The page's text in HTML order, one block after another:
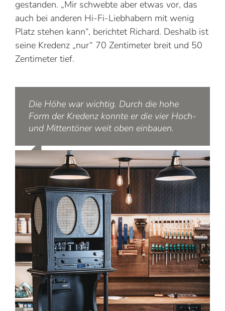
gestanden. „Mir schwebte aber etwas vor, das
auch bei anderen Hi-Fi-Liebhabern mit wenig
Platz stehen kann“, berichtet Richard. Deshalb ist
seine Kredenz „nur“ 70 Zentimeter breit und 50
Zentimeter tief.
Die Höhe war wichtig. Durch die hohe
Form der Kredenz konnte er die vier Hoch-
und Mittentöner weit oben einbauen.